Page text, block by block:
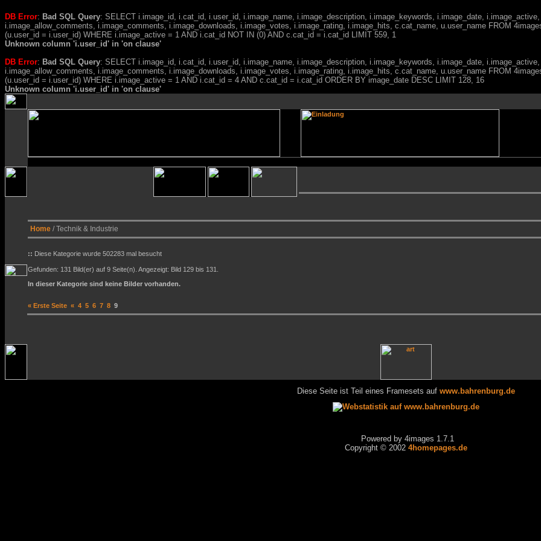
DB Error: Bad SQL Query: SELECT i.image_id, i.cat_id, i.user_id, i.image_name, i.image_description, i.image_keywords, i.image_date,
i.image_allow_comments, i.image_comments, i.image_downloads, i.image_votes, i.image_rating, i.image_hits, c.cat_name, u.user_name FROM
(u.user_id = i.user_id) WHERE i.image_active = 1 AND i.cat_id NOT IN (0) AND c.cat_id = i.cat_id LIMIT 559, 1
Unknown column 'i.user_id' in 'on clause'
DB Error: Bad SQL Query: SELECT i.image_id, i.cat_id, i.user_id, i.image_name, i.image_description, i.image_keywords, i.image_date,
i.image_allow_comments, i.image_comments, i.image_downloads, i.image_votes, i.image_rating, i.image_hits, c.cat_name, u.user_name FROM
(u.user_id = i.user_id) WHERE i.image_active = 1 AND i.cat_id = 4 AND c.cat_id = i.cat_id ORDER BY image_date DESC LIMIT 128, 16
Unknown column 'i.user_id' in 'on clause'
Home / Technik & Industrie
:: Diese Kategorie wurde 502283 mal besucht
Gefunden: 131 Bild(er) auf 9 Seite(n). Angezeigt: Bild 129 bis 131.
In dieser Kategorie sind keine Bilder vorhanden.
« Erste Seite « 4 5 6 7 8 9
Diese Seite ist Teil eines Framesets auf www.bahrenburg.de
Powered by 4images 1.7.1
Copyright © 2002 4homepages.de